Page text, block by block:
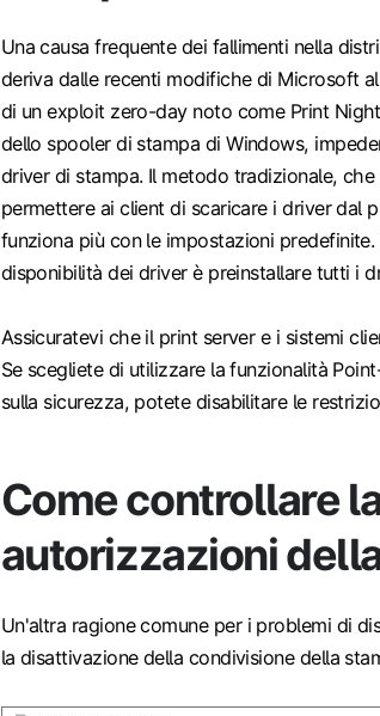
Una causa frequente dei fallimenti nella
deriva dalle recenti modifiche di Microsoft
di un exploit zero-day noto come Print
dello spooler di stampa di Windows,
driver di stampa. Il metodo tradizionale,
permettere ai client di scaricare i driver dal
funziona più con le impostazioni
disponibilità dei driver è preinstallare tutti i
Assicuratevi che il print server e i sistemi
Se scegliete di utilizzare la funzionalità
sulla sicurezza, potete disabilitare le
Come controllare
autorizzazioni
Un'altra ragione comune per i problemi di
la disattivazione della condivisione della